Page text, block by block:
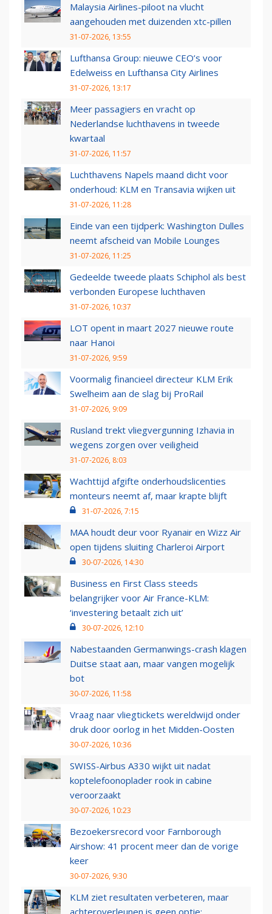
Malaysia Airlines-piloot na vlucht
aangehouden met duizenden xtc-pillen
31-07-2026, 13:55
Lufthansa Group: nieuwe CEO’s voor
Edelweiss en Lufthansa City Airlines
31-07-2026, 13:17
Meer passagiers en vracht op
Nederlandse luchthavens in tweede
kwartaal
31-07-2026, 11:57
Luchthavens Napels maand dicht voor
onderhoud: KLM en Transavia wijken uit
31-07-2026, 11:28
Einde van een tijdperk: Washington Dulles
neemt afscheid van Mobile Lounges
31-07-2026, 11:25
Gedeelde tweede plaats Schiphol als best
verbonden Europese luchthaven
31-07-2026, 10:37
LOT opent in maart 2027 nieuwe route
naar Hanoi
31-07-2026, 9:59
Voormalig financieel directeur KLM Erik
Swelheim aan de slag bij ProRail
31-07-2026, 9:09
Rusland trekt vliegvergunning Izhavia in
wegens zorgen over veiligheid
31-07-2026, 8:03
Wachttijd afgifte onderhoudslicenties
monteurs neemt af, maar krapte blijft
31-07-2026, 7:15
MAA houdt deur voor Ryanair en Wizz Air
open tijdens sluiting Charleroi Airport
30-07-2026, 14:30
Business en First Class steeds
belangrijker voor Air France-KLM:
‘investering betaalt zich uit’
30-07-2026, 12:10
Nabestaanden Germanwings-crash klagen
Duitse staat aan, maar vangen mogelijk
bot
30-07-2026, 11:58
Vraag naar vliegtickets wereldwijd onder
druk door oorlog in het Midden-Oosten
30-07-2026, 10:36
SWISS-Airbus A330 wijkt uit nadat
koptelefoonoplader rook in cabine
veroorzaakt
30-07-2026, 10:23
Bezoekersrecord voor Farnborough
Airshow: 41 procent meer dan de vorige
keer
30-07-2026, 9:30
KLM ziet resultaten verbeteren, maar